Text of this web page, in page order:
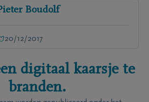
Boudolf
20/12/2017
digitaal kaarsje te
branden.